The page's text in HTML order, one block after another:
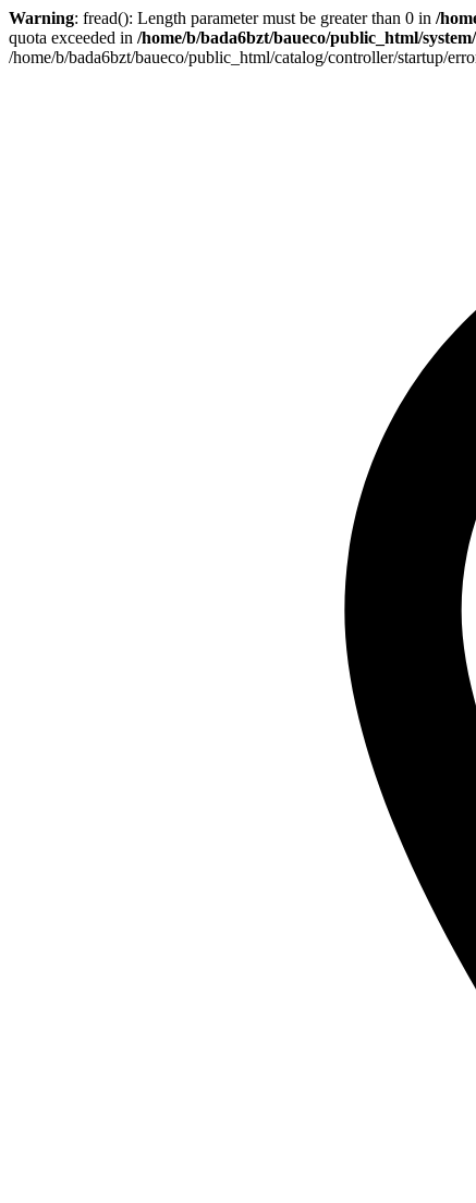
Warning: fread(): Length parameter must be greater than 0 in /
quota exceeded in /home/b/bada6bzt/baueco/public_html/
/home/b/bada6bzt/baueco/public_html/catalog/controller/startup/